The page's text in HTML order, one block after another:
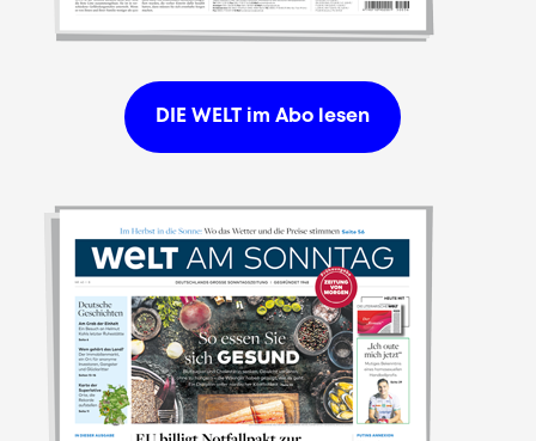
DIE WELT im Abo lesen